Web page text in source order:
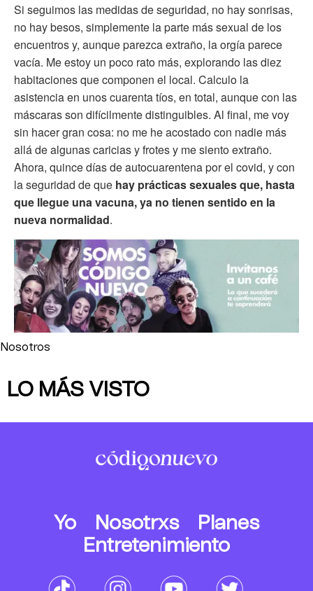
Si seguimos las medidas de seguridad, no hay sonrisas,
no hay besos, simplemente la parte más sexual de los
encuentros y, aunque parezca extraño, la orgía parece
vacía. Me estoy un poco rato más, explorando las diez
habitaciones que componen el local. Calculo la
asistencia en unos cuarenta tíos, en total, aunque con las
máscaras son difícilmente distinguibles. Al final, me voy
sin hacer gran cosa: no me he acostado con nadie más
allá de algunas caricias y frotes y me siento extraño.
Ahora, quince días de autocuarentena por el covid, y con
la seguridad de que hay prácticas sexuales que, hasta
que llegue una vacuna, ya no tienen sentido en la
nueva normalidad.
Nosotros
LO MÁS VISTO
Yo Nosotrxs
Planes
Entretenimiento